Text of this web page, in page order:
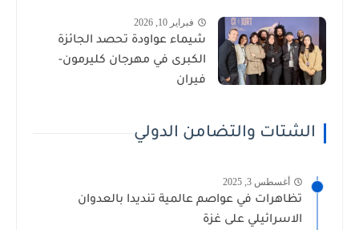
فبراير 10, 2026
شيماء عواودة تحصد الجائزة
الكبرى في مهرجان كليرمون-
فيران
الشتات والتضامن الدولي
أغسطس 3, 2025
تظاهرات في عواصم عالمية تنديدا بالعدوان
الاسرائيلي على غزة